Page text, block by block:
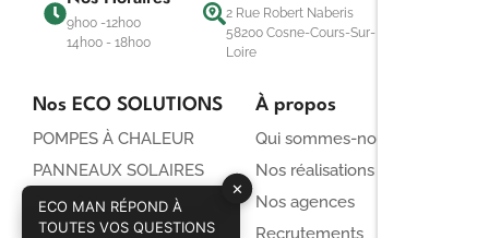
CONSULTEZ ECO MAN !
9h00 -12h00
14h00 - 18h00
2 Rue Robert Naberis
58200 Cosne-Cours-Sur-
Loire
Nos ECO SOLUTIONS
POMPES À CHALEUR
PANNEAUX SOLAIRES
BALLON
THERMODYNAMIQUE
À propos
Qui sommes-nous ?
Nos réalisations
Nos agences
✕
ECO MAN RÉPOND À
TOUTES VOS QUESTIONS